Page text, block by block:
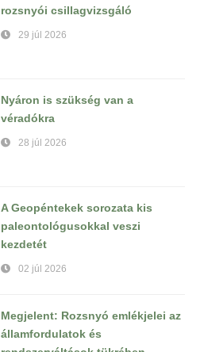
rozsnyói csillagvizsgáló
29 júl 2026
Nyáron is szükség van a
véradókra
28 júl 2026
A Geopéntekek sorozata kis
paleontológusokkal veszi
kezdetét
02 júl 2026
Megjelent: Rozsnyó emlékjelei az
államfordulatok és